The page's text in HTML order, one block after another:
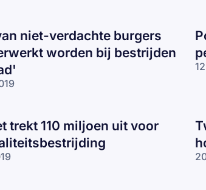
niet-verdachte burgers
worden bij bestrijden
trekt 110 miljoen uit voor